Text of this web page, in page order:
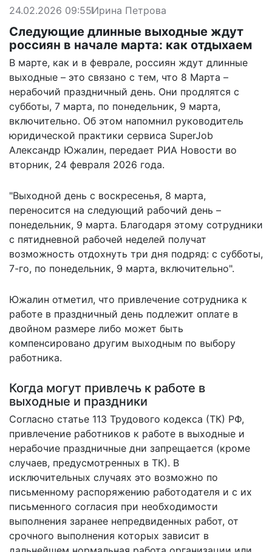
24.02.2026 09:55Ирина Петрова
Следующие длинные выходные ждут
россиян в начале марта: как отдыхаем
В марте, как и в феврале, россиян ждут длинные
выходные – это связано с тем, что 8 Марта –
нерабочий праздничный день. Они продлятся с
субботы, 7 марта, по понедельник, 9 марта,
включительно. Об этом напомнил руководитель
юридической практики сервиса SuperJob
Александр Южалин, передает РИА Новости во
вторник, 24 февраля 2026 года.
"Выходной день с воскресенья, 8 марта,
переносится на следующий рабочий день –
понедельник, 9 марта. Благодаря этому сотрудники
с пятидневной рабочей неделей получат
возможность отдохнуть три дня подряд: с субботы,
7-го, по понедельник, 9 марта, включительно".
Южалин отметил, что привлечение сотрудника к
работе в праздничный день подлежит оплате в
двойном размере либо может быть
компенсировано другим выходным по выбору
работника.
Когда могут привлечь к работе в
выходные и праздники
Согласно статье 113 Трудового кодекса (ТК) РФ,
привлечение работников к работе в выходные и
нерабочие праздничные дни запрещается (кроме
случаев, предусмотренных в ТК). В
исключительных случаях это возможно по
письменному распоряжению работодателя и с их
письменного согласия при необходимости
выполнения заранее непредвиденных работ, от
срочного выполнения которых зависит в